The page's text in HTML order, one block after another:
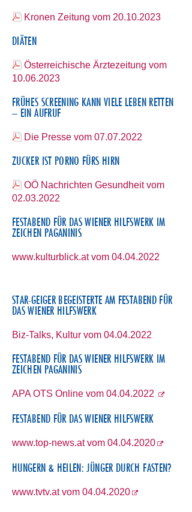
Kronen Zeitung vom 20.10.2023
DIÄTEN
Österreichische Ärztezeitung vom
10.06.2023
FRÜHES SCREENING KANN VIELE LEBEN RETTEN
– EIN AUFRUF
Die Presse vom 07.07.2022
ZUCKER IST PORNO FÜRS HIRN
OÖ Nachrichten Gesundheit vom
02.03.2022
FESTABEND FÜR DAS WIENER HILFSWERK IM
ZEICHEN PAGANINIS
www.kulturblick.at vom 04.04.2022
STAR-GEIGER BEGEISTERTE AM FESTABEND FÜR
DAS WIENER HILFSWERK
Biz-Talks, Kultur vom 04.04.2022
FESTABEND FÜR DAS WIENER HILFSWERK IM
ZEICHEN PAGANINIS
APA OTS Online vom 04.04.2022
FESTABEND FÜR DAS WIENER HILFSWERK
www.top-news.at vom 04.04.2020
HUNGERN & HEILEN: JÜNGER DURCH FASTEN?
www.tvtv.at vom 04.04.2020